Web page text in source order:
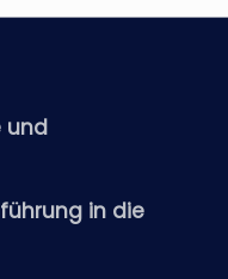
und
in die